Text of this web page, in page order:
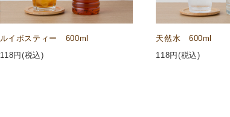
ルイボスティー 600ml
118円(税込)
天然水 600ml
118円(税込)